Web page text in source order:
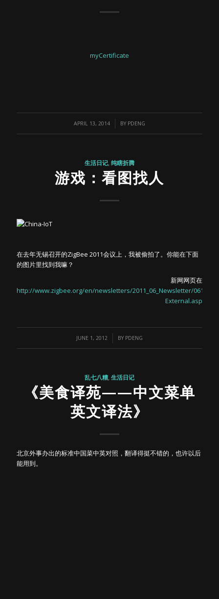
myCertificate
APRIL 13, 2014
/ BY PDENG
生活日记,纯瞎折腾
游戏：看图找人
在去年无锡召开的ZigBee 2011会议上，我被偷拍了。你能在下面
的图片里找到我嘛？
新网网页在
http://www.zigbee.org/en/newsletters/2011_06_Newsletter/0611-
External.asp
JUNE 1, 2012
/ BY PDENG
乱七八糟,生活日记
《美食译苑——中文菜单
英文译法》
北京外事办出的标准中国菜中英对照，翻译得挺不错的，也许以后
能用到。